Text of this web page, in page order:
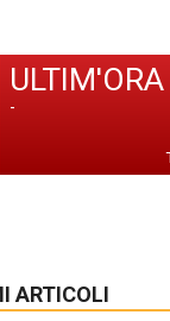
ULTIM'ORA
-
ARTICOLI